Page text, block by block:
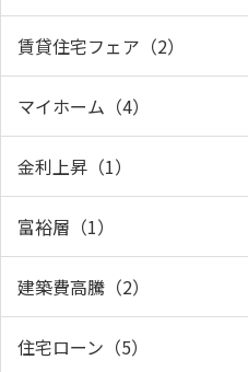
賃貸住宅フェア（2）
マイホーム（4）
金利上昇（1）
富裕層（1）
建築費高騰（2）
住宅ローン（5）